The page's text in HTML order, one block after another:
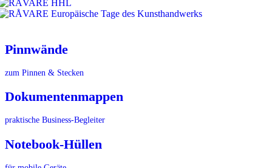
Pinnwände
zum Pinnen & Stecken
Dokumentenmappen
praktische Business-Begleiter
Notebook-Hüllen